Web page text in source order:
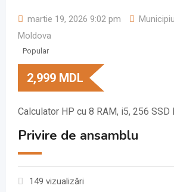
martie 19, 2026 9:02 pm
Moldova
Popular
2,999 MDL
Calculator HP cu 8 RAM, i5, 256 SSD
Privire de ansamblu
149 vizualizări